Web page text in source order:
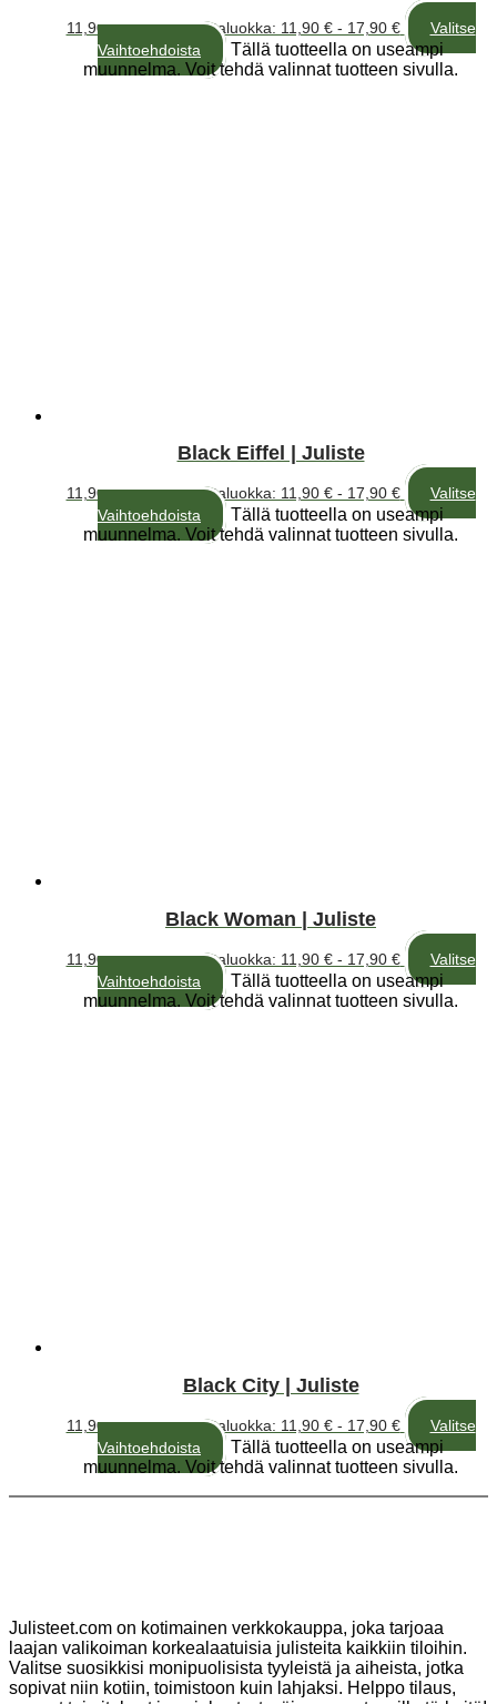
11,90€ – 17,90€Hintaluokka: 11,90 € - 17,90 €
Valitse
Vaihtoehdoista
Tällä tuotteella on useampi
muunnelma. Voit tehdä valinnat tuotteen sivulla.
Black Eiffel | Juliste
11,90€ – 17,90€Hintaluokka: 11,90 € - 17,90 €
Valitse
Vaihtoehdoista
Tällä tuotteella on useampi
muunnelma. Voit tehdä valinnat tuotteen sivulla.
Black Woman | Juliste
11,90€ – 17,90€Hintaluokka: 11,90 € - 17,90 €
Valitse
Vaihtoehdoista
Tällä tuotteella on useampi
muunnelma. Voit tehdä valinnat tuotteen sivulla.
Black City | Juliste
11,90€ – 17,90€Hintaluokka: 11,90 € - 17,90 €
Valitse
Vaihtoehdoista
Tällä tuotteella on useampi
muunnelma. Voit tehdä valinnat tuotteen sivulla.
Julisteet.com on kotimainen verkkokauppa, joka tarjoaa
laajan valikoiman korkealaatuisia julisteita kaikkiin tiloihin.
Valitse suosikkisi monipuolisista tyyleistä ja aiheista, jotka
sopivat niin kotiin, toimistoon kuin lahjaksi. Helppo tilaus,